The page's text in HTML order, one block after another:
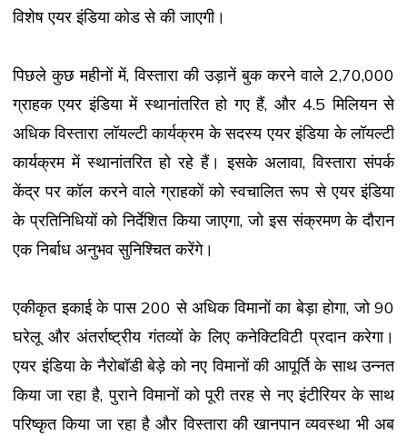
विशेष एयर इंडिया कोड से की जाएगी।
पिछले कुछ महीनों में, विस्तारा की उड़ानें बुक करने वाले 2,70,000
ग्राहक एयर इंडिया में स्थानांतरित हो गए हैं, और 4.5 मिलियन से
अधिक विस्तारा लॉयल्टी कार्यक्रम के सदस्य एयर इंडिया के लॉयल्टी
कार्यक्रम में स्थानांतरित हो रहे हैं। इसके अलावा, विस्तारा संपर्क
केंद्र पर कॉल करने वाले ग्राहकों को स्वचालित रूप से एयर इंडिया
के प्रतिनिधियों को निर्देशित किया जाएगा, जो इस संक्रमण के दौरान
एक निर्बाध अनुभव सुनिश्चित करेंगे।
एकीकृत इकाई के पास 200 से अधिक विमानों का बेड़ा होगा, जो 90
घरेलू और अंतर्राष्ट्रीय गंतव्यों के लिए कनेक्टिविटी प्रदान करेगा।
एयर इंडिया के नैरोबॉडी बेड़े को नए विमानों की आपूर्ति के साथ उन्नत
किया जा रहा है, पुराने विमानों को पूरी तरह से नए इंटीरियर के साथ
परिष्कृत किया जा रहा है और विस्तारा की खानपान व्यवस्था भी अब